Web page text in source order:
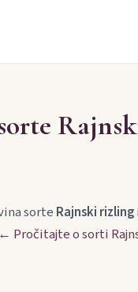
sorte Rajnski rizling
← Pročitajte o sorti